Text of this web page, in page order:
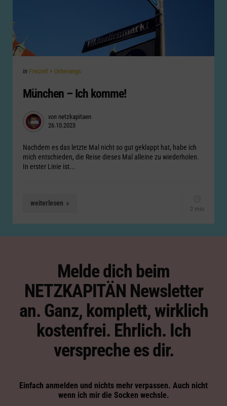
Categories
Posted
in Freizeit + Unterwegs
München – Ich komme!
Posted
by
von netzkapitaen
26.10.2023
Nachdem es das letzte Mal nicht so gut geklappt hat, habe ich
mich entschieden, die Reise dieses Mal alleine zu wiederholen.
In erster Linie ist...
weiterlesen
2 min
Melde dich beim
NETZKAPITÄN Newsletter
an. Ganz, komplett, wirklich
kostenfrei. Ehrlich. Ich
verspreche es dir.
Einfach anmelden und nichts mehr verpassen. Auch nicht
wenn ich mir die Socken wechsle.